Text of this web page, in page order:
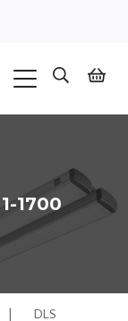
1700
|
DLS